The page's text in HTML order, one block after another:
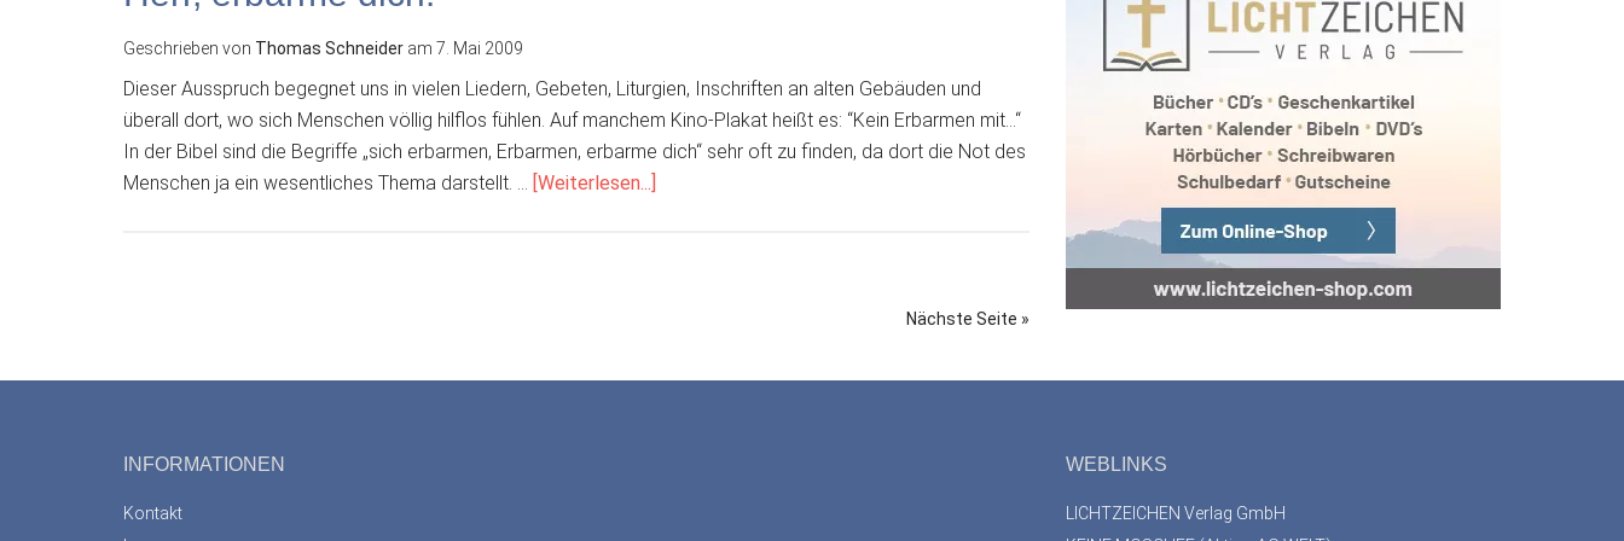
Geschrieben von Thomas Schneider am 7. Mai 2009
Dieser Ausspruch begegnet uns in vielen Liedern, Gebeten, Liturgien, Inschriften an alten Gebäuden und
überall dort, wo sich Menschen völlig hilflos fühlen. Auf manchem Kino-Plakat heißt es: “Kein Erbarmen mit…“
In der Bibel sind die Begriffe „sich erbarmen, Erbarmen, erbarme dich“ sehr oft zu finden, da dort die Not des
Menschen ja ein wesentliches Thema darstellt. … [Weiterlesen...]
Nächste Seite »
INFORMATIONEN
Kontakt
WEBLINKS
LICHTZEICHEN Verlag GmbH